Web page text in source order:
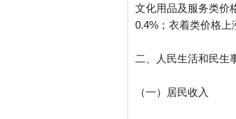
文化用品及服务类价
0.4%；衣着类价格上
二、人民生活和民生
（一）居民收入